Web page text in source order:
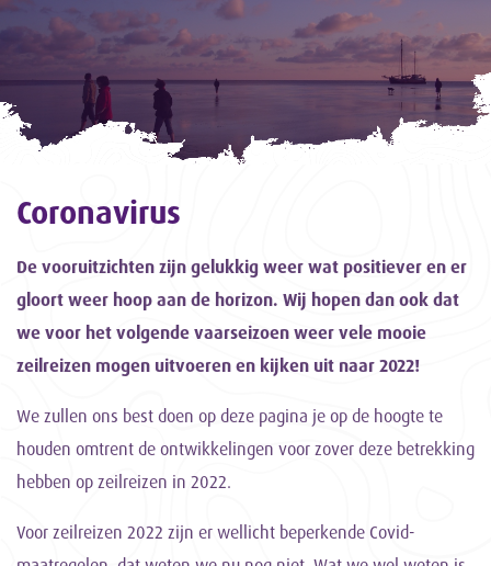
Coronavirus
De vooruitzichten zijn gelukkig weer wat positiever en er
gloort weer hoop aan de horizon. Wij hopen dan ook dat
we voor het volgende vaarseizoen weer vele mooie
zeilreizen mogen uitvoeren en kijken uit naar 2022!
We zullen ons best doen op deze pagina je op de hoogte te
houden omtrent de ontwikkelingen voor zover deze betrekking
hebben op zeilreizen in 2022.
Voor zeilreizen 2022 zijn er wellicht beperkende Covid-